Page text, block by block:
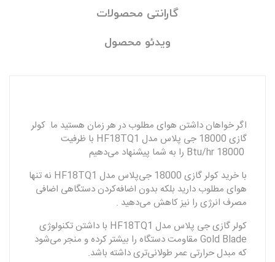
گارانتی محصولات
ویدئو محصول
اگر خواهان داشتن هوای مطلوب در هر زمان هستید ما کولر
گازی 18000 جی‌ پلاس مدل HF18TQ1 با ظرفیت
با خرید کولر گازی 18000 جی‌پلاس مدل HF18TQ1 نه تنها
هوای مطلوب دارید بلکه بدون اضافه‌کردن دستگاهی اضافی
مصرف انرژی را نیز کاهش می‌دهید .
کولر گازی جی‌ پلاس مدل HF18TQ1 با داشتن تکنولوژی
Gold Blade مقاومت دستگاه را بیشتر کرده و منجر می‌شود
که مبدل حرارتی عمر طولانی‌تری داشته باشد.